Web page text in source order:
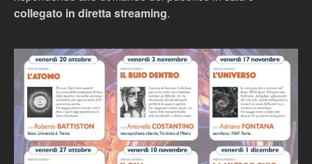
collegato in diretta streaming.